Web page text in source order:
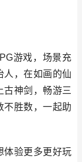
游戏，场景充
人，在如画的仙
古神剑，畅游三
不胜数，一起助
体验更多更好玩